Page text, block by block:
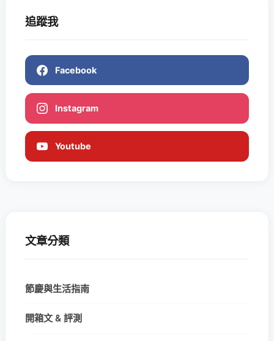
追蹤我
Facebook
Instagram
Youtube
文章分類
節慶與生活指南
開箱文 & 評測